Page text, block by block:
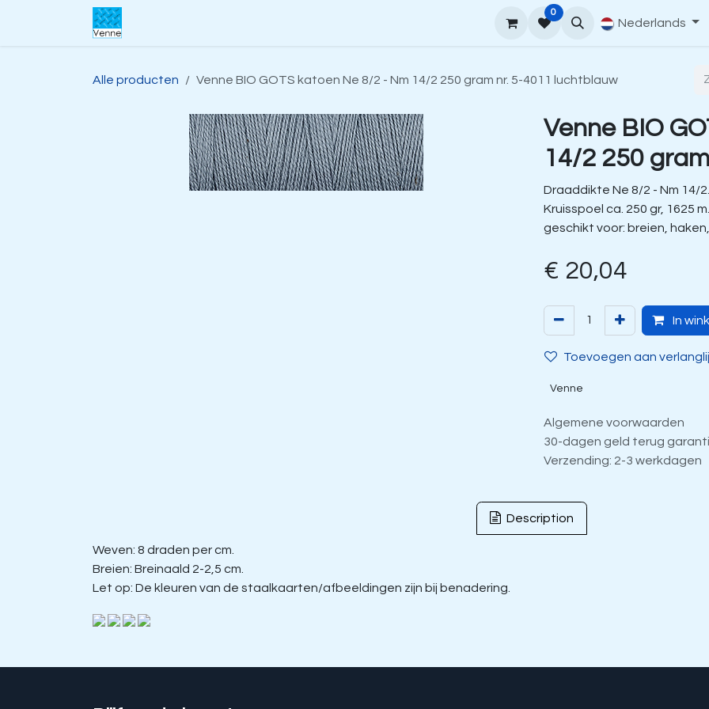
Overslaan naar inhoud
Hoe te bestellen Contact
0
Nederlands
Alle producten Venne BIO GOTS katoen Ne 8/2 - Nm 14/2 250 gram nr. 5-4011 luchtblauw
Venne BIO
14/2 250
Draaddikte Ne 8/2 - Nm 14/2.
Kruisspoel ca. 250 gr, 1625 m.
geschikt voor: breien,
€ 20,04
In
Toevoegen aan
Venne
Algemene voorwaarden
30-dagen geld terug
Verzending: 2-3 werkdagen
Description
Weven: 8 draden per cm.
Breien: Breinaald 2-2,5 cm.
Let op: De kleuren van de staalkaarten/afbeeldingen zijn bij benadering.